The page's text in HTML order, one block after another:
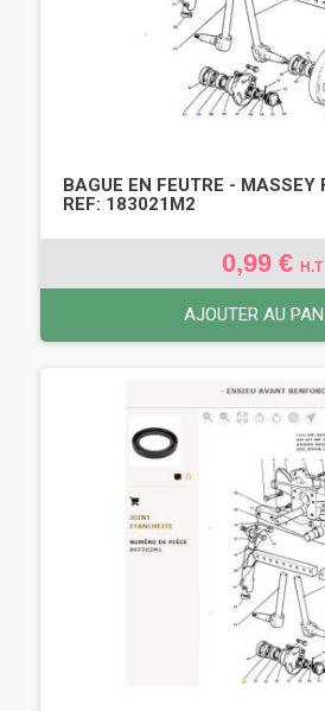
BAGUE EN FEUTRE - MASSEY
REF: 183021M2
0,99 € H.T
AJOUTER AU